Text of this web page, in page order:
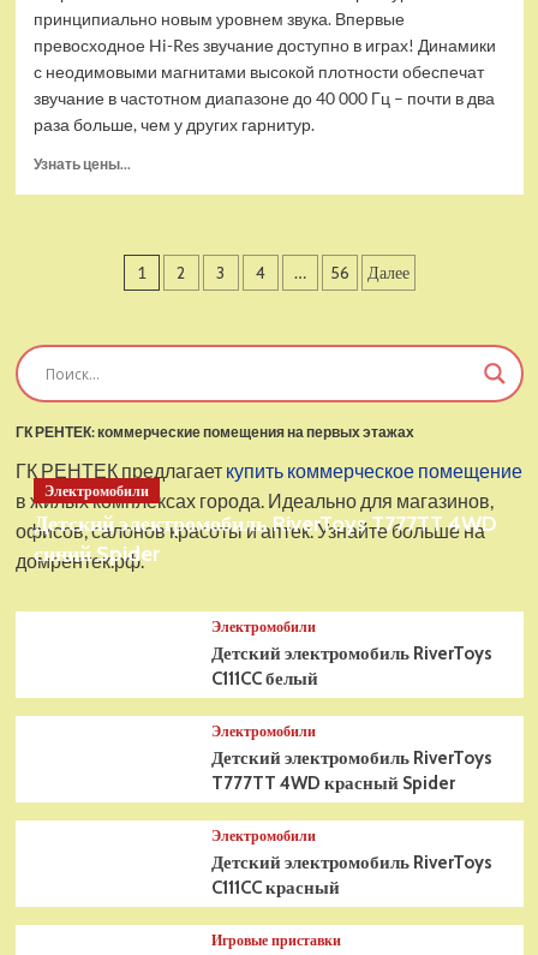
принципиально новым уровнем звука. Впервые
превосходное Hi-Res звучание доступно в играх! Динамики
с неодимовыми магнитами высокой плотности обеспечат
звучание в частотном диапазоне до 40 000 Гц – почти в два
раза больше, чем у других гарнитур.
Узнать цены...
наушники
Arctis
Пагинация
1 2 3 4 … 56 Далее
ГК РЕНТЕК: коммерческие помещения на первых этажах
ГК РЕНТЕК предлагает купить коммерческое помещение
в жилых комплексах города. Идеально для магазинов,
офисов, салонов красоты и аптек. Узнайте больше на
домрентек.рф.
Электромобили
Детский электромобиль RiverToys T777TT 4WD
синий Spider
Электромобили
Детский электромобиль RiverToys
C111CC белый
Электромобили
Детский электромобиль RiverToys
T777TT 4WD красный Spider
Электромобили
Детский электромобиль RiverToys
C111CC красный
Игровые приставки